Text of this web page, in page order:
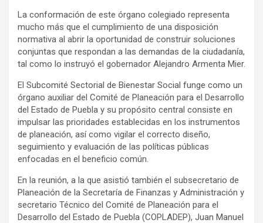
La conformación de este órgano colegiado representa
mucho más que el cumplimiento de una disposición
normativa al abrir la oportunidad de construir soluciones
conjuntas que respondan a las demandas de la ciudadanía,
tal como lo instruyó el gobernador Alejandro Armenta Mier.
El Subcomité Sectorial de Bienestar Social funge como un
órgano auxiliar del Comité de Planeación para el Desarrollo
del Estado de Puebla y su propósito central consiste en
impulsar las prioridades establecidas en los instrumentos
de planeación, así como vigilar el correcto diseño,
seguimiento y evaluación de las políticas públicas
enfocadas en el beneficio común.
En la reunión, a la que asistió también el subsecretario de
Planeación de la Secretaría de Finanzas y Administración y
secretario Técnico del Comité de Planeación para el
Desarrollo del Estado de Puebla (COPLADEP), Juan Manuel